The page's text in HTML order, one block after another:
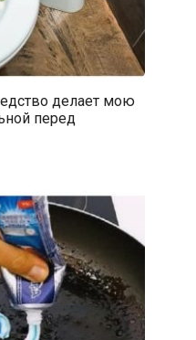
делает мою
перед